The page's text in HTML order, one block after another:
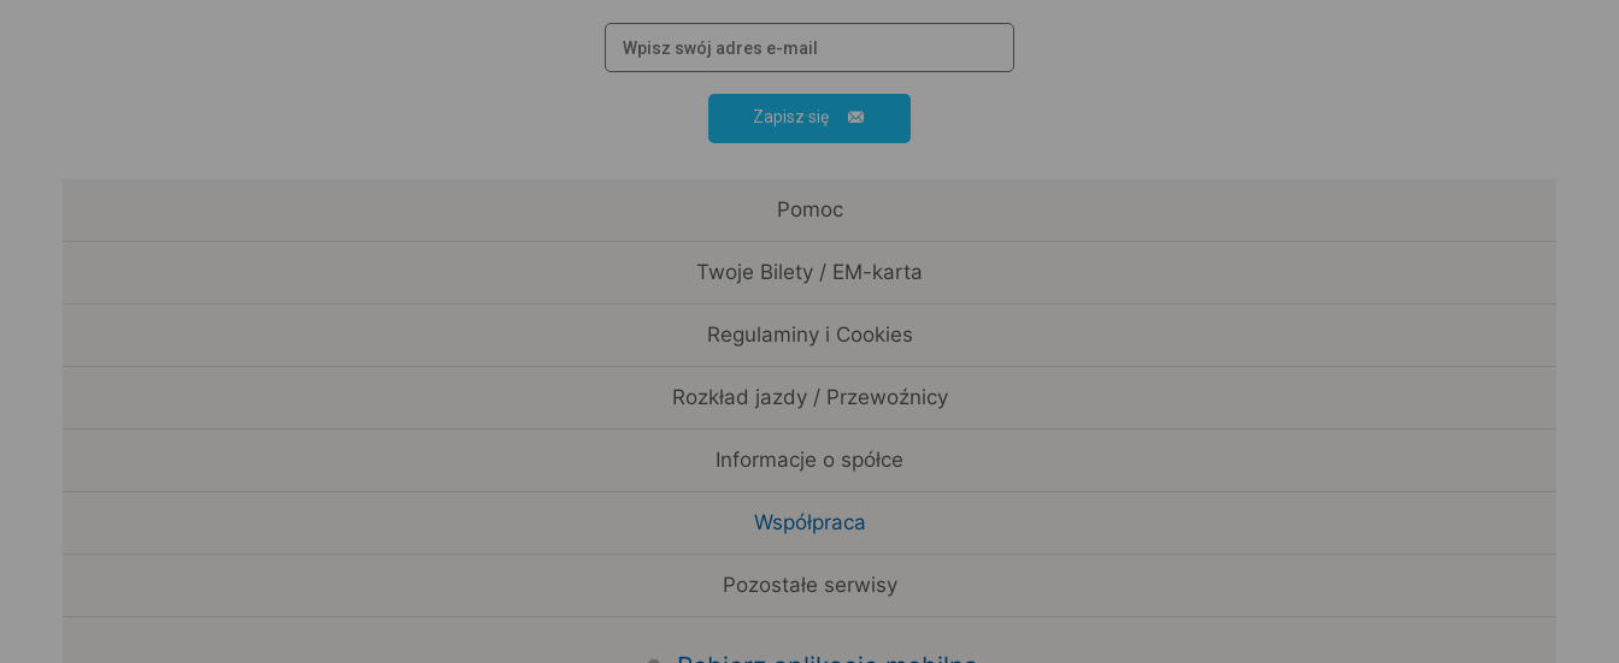
Zapisz się
Pomoc
Twoje Bilety / EM-karta
Regulaminy i Cookies
Rozkład jazdy / Przewoźnicy
Informacje o spółce
Współpraca
Pozostałe serwisy